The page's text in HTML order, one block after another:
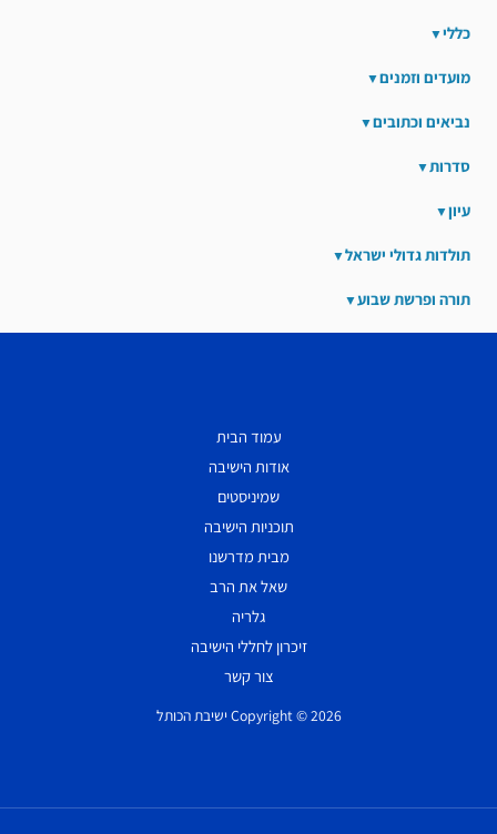
כללי
מועדים וזמנים
נביאים וכתובים
סדרות
עיון
תולדות גדולי ישראל
תורה ופרשת שבוע
עמוד הבית
אודות הישיבה
שמיניסטים
תוכניות הישיבה
מבית מדרשנו
שאל את הרב
גלריה
זיכרון לחללי הישיבה
צור קשר
Copyright © 2026 ישיבת הכותל